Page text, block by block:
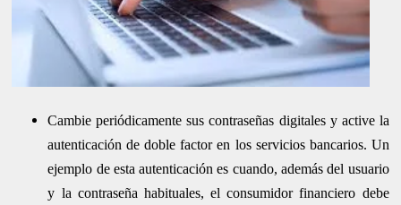
Cambie periódicamente sus contraseñas digitales y active la
autenticación de doble factor en los servicios bancarios. Un
ejemplo de esta autenticación es cuando, además del usuario
y la contraseña habituales, el consumidor financiero debe